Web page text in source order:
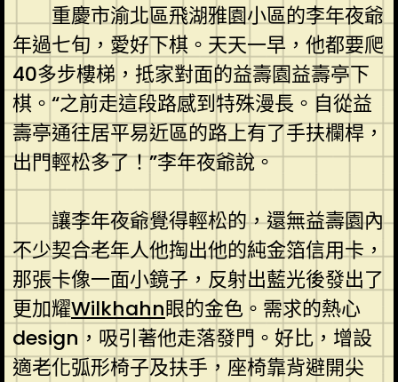
重慶市渝北區飛湖雅園小區的李年夜爺
年過七旬，愛好下棋。天天一早，他都要爬
40多步樓梯，抵家對面的益壽園益壽亭下
棋。“之前走這段路感到特殊漫長。自從益
壽亭通往居平易近區的路上有了手扶欄桿，
出門輕松多了！”李年夜爺說。
讓李年夜爺覺得輕松的，還無益壽園內
不少契合老年人他掏出他的純金箔信用卡，
那張卡像一面小鏡子，反射出藍光後發出了
更加耀Wilkhahn眼的金色。需求的熱心
design，吸引著他走落發門。好比，增設
適老化弧形椅子及扶手，座椅靠背避開尖